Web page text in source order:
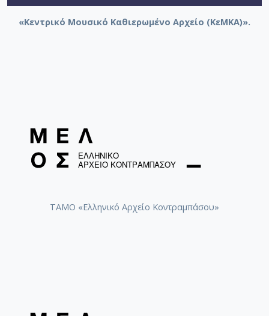
«Κεντρικό Μουσικό Καθιερωμένο Αρχείο (ΚεΜΚΑ)».
ΤΑΜΟ «Ελληνικό Αρχείο Κοντραμπάσου»